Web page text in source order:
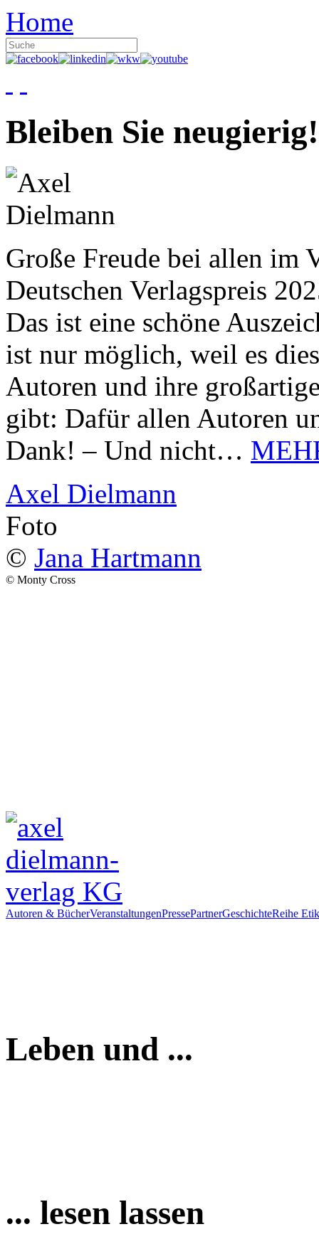
Home
Bleiben Sie neugierig!
Große Freude bei allen im
Deutschen Verlagspreis
Das ist eine schöne
ist nur möglich, weil es
Autoren und ihre
gibt: Dafür allen Autoren
Dank! – Und nicht…
Axel Dielmann
Foto
© Jana Hartmann
© Monty Cross
Autoren & BücherVeranstaltungenPressePartnerGeschichteReihe
Leben und ...
... lesen lassen